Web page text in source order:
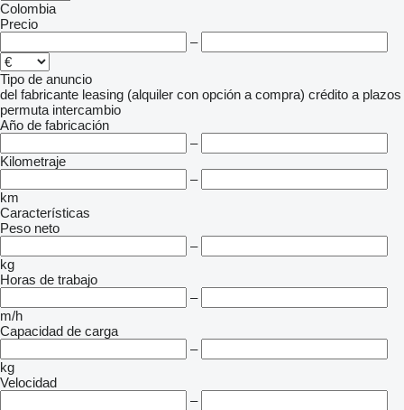
Colombia
Precio
–
Tipo de anuncio
del fabricante leasing (alquiler con opción a compra) crédito a plazos
permuta intercambio
Año de fabricación
–
Kilometraje
–
km
Características
Peso neto
–
kg
Horas de trabajo
–
m/h
Capacidad de carga
–
kg
Velocidad
–